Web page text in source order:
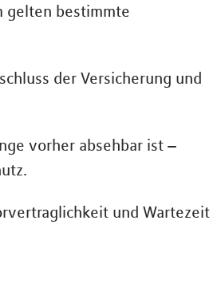
gelten bestimmte
der Versicherung und
vorher absehbar ist –
und Wartezeit